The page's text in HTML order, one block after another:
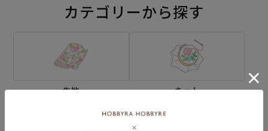
カテゴリーから探す
生地 キット